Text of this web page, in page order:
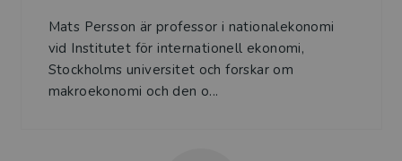
Mats Persson är professor i nationalekonomi
vid Institutet för internationell ekonomi,
Stockholms universitet och forskar om
makroekonomi och den o...